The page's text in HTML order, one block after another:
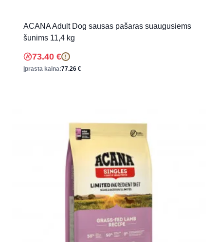
ACANA Adult Dog sausas pašaras suaugusiems
šunims 11,4 kg
73.40 € !
Įprasta kaina:77.26 €